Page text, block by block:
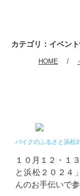
カテゴリ：イベン
HOME
バイクのふるさと浜松
１０月１２・１
と浜松２０２４
んのお手伝いで